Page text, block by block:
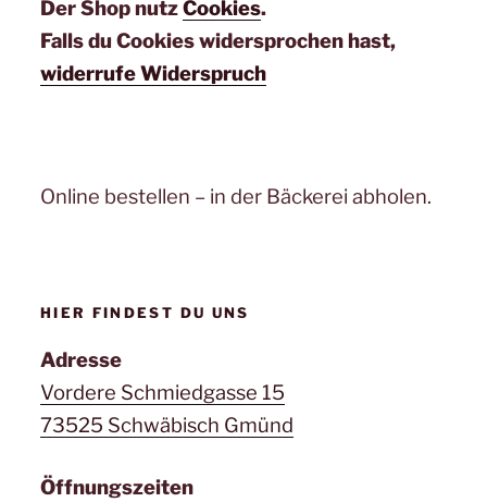
Der Shop nutzCookies.
Falls du Cookies widersprochen hast,
widerrufe Widerspruch
Online bestellen – in der Bäckerei abholen.
HIER FINDEST DU UNS
Adresse
Vordere Schmiedgasse 15
73525 Schwäbisch Gmünd
Öffnungszeiten